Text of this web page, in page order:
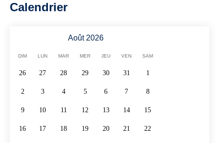
Calendrier
Août 2026
DIM LUN MAR MER JEU VEN SAM
26 27 28 29 30 31 1
2 3 4 5 6 7 8
9 10 11 12 13 14 15
16 17 18 19 20 21 22